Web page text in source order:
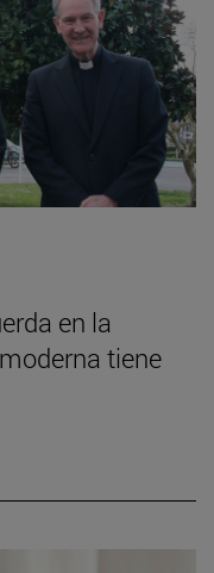
en la
tiene